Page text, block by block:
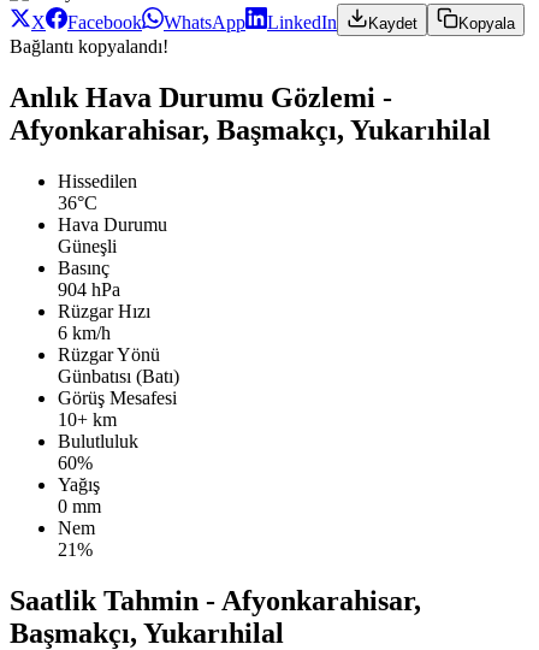
X Facebook WhatsApp LinkedIn Kaydet Kopyala
Bağlantı kopyalandı!
Anlık Hava Durumu Gözlemi -
Afyonkarahisar, Başmakçı, Yukarıhilal
Hissedilen
36°C
Hava Durumu
Güneşli
Basınç
904 hPa
Rüzgar Hızı
6 km/h
Rüzgar Yönü
Günbatısı (Batı)
Görüş Mesafesi
10+ km
Bulutluluk
60%
Yağış
0 mm
Nem
21%
Saatlik Tahmin - Afyonkarahisar,
Başmakçı, Yukarıhilal